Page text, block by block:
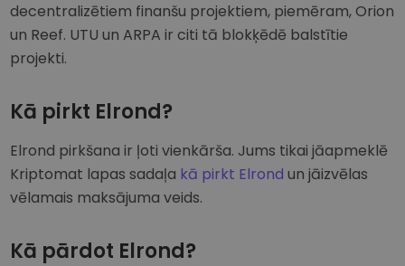
decentralizētiem finanšu projektiem, piemēram, Orion
un Reef. UTU un ARPA ir citi tā blokķēdē balstītie
projekti.
Kā pirkt Elrond?
Elrond pirkšana ir ļoti vienkārša. Jums tikai jāapmeklē
Kriptomat lapas sadaļa kā pirkt Elrond un jāizvēlas
vēlamais maksājuma veids.
Kā pārdot Elrond?